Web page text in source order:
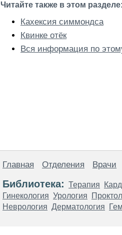
Читайте также в этом разделе:
Кахексия симмондса
Квинке отёк
Вся информация по
Главная Отделения Врачи
Библиотека: Терапия
Гинекология Урология
Неврология Дерматология